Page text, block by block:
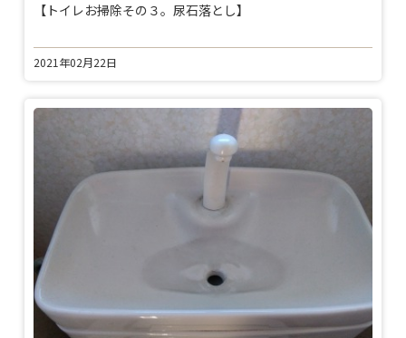
【トイレお掃除その３。尿石落とし】
2021年02月22日